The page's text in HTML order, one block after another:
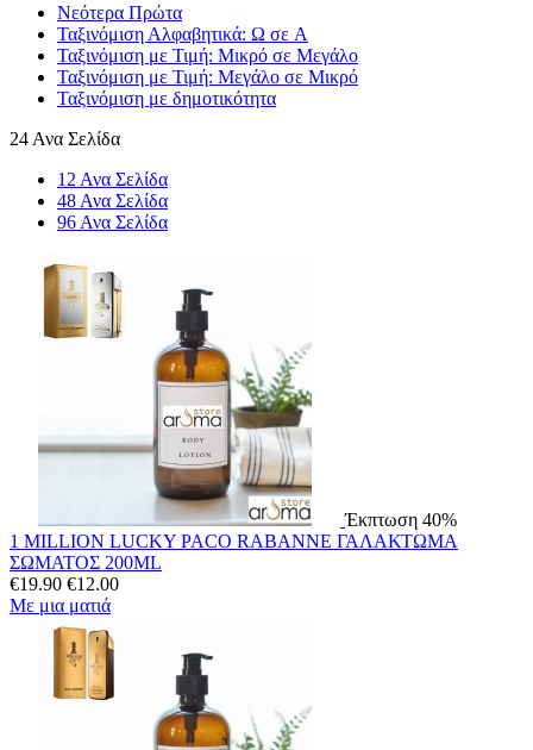
Νεότερα Πρώτα
Ταξινόμιση Αλφαβητικά: Ω σε A
Ταξινόμιση με Τιμή: Μικρό σε Μεγάλο
Ταξινόμιση με Τιμή: Μεγάλο σε Μικρό
Ταξινόμιση με δημοτικότητα
24 Ανα Σελίδα
12 Ανα Σελίδα
48 Ανα Σελίδα
96 Ανα Σελίδα
Έκπτωση 40%
1 MILLION LUCKY PACO RABANNE ΓΑΛΑΚΤΩΜΑ
ΣΩΜΑΤΟΣ 200ML
€19.90 €12.00
Με μια ματιά